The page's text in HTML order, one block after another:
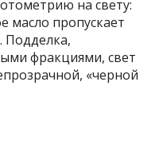
на свету:
масло пропускает
Подделка,
фракциями, свет
«черной